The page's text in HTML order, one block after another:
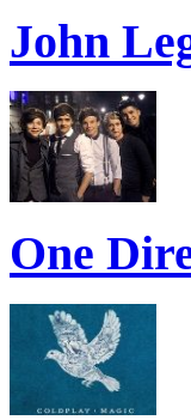
John
One